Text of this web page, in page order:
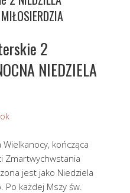
2
NIEDZIELA
kończąca
Zmartwychwstania
jest jako Niedziela
Po każdej Mszy św.